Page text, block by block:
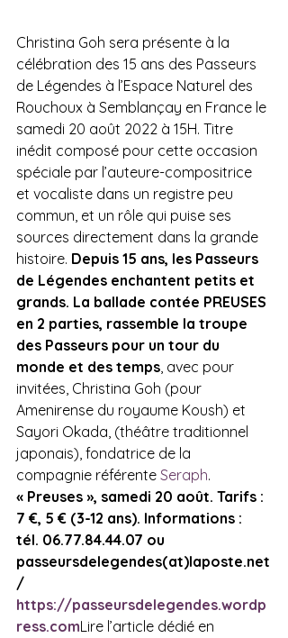
Christina Goh sera présente à la
célébration des 15 ans des Passeurs
de Légendes à l’Espace Naturel des
Rouchoux à Semblançay en France le
samedi 20 août 2022 à 15H. Titre
inédit composé pour cette occasion
spéciale par l’auteure-compositrice
et vocaliste dans un registre peu
commun, et un rôle qui puise ses
sources directement dans la grande
histoire. Depuis 15 ans, les Passeurs
de Légendes enchantent petits et
grands. La ballade contée PREUSES
en 2 parties, rassemble la troupe
des Passeurs pour un tour du
monde et des temps, avec pour
invitées, Christina Goh (pour
Amenirense du royaume Koush) et
Sayori Okada, (théâtre traditionnel
japonais), fondatrice de la
compagnie référente Seraph.
« Preuses », samedi 20 août. Tarifs :
7 €, 5 € (3-12 ans). Informations :
tél. 06.77.84.44.07 ou
passeursdelegendes(at)laposte.net
/
https://passeursdelegendes.wordp
ress.comLire l’article dédié en